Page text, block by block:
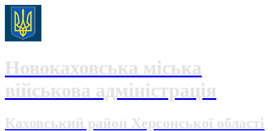
Новокаховська міська
військова адміністрація
Каховський район Херсонської області